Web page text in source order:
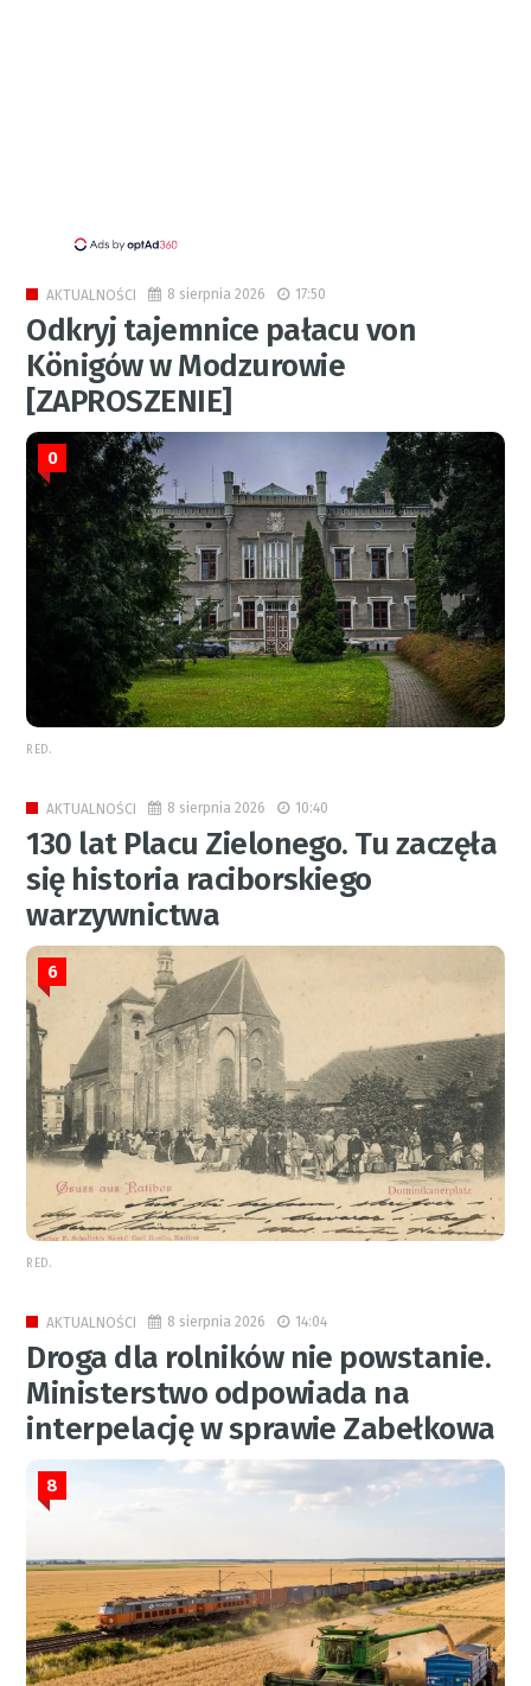
AKTUALNOŚCI 8 sierpnia 2026 17:50
Odkryj tajemnice pałacu von
Königów w Modzurowie
[ZAPROSZENIE]
0
RED.
AKTUALNOŚCI 8 sierpnia 2026 10:40
130 lat Placu Zielonego. Tu zaczęła
się historia raciborskiego
warzywnictwa
6
RED.
AKTUALNOŚCI 8 sierpnia 2026 14:04
Droga dla rolników nie powstanie.
Ministerstwo odpowiada na
interpelację w sprawie Zabełkowa
8